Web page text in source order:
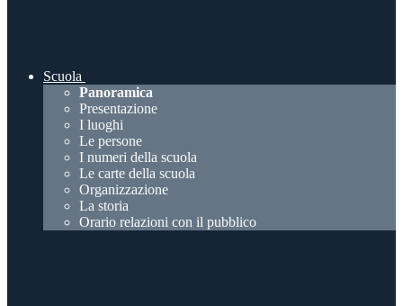
Scuola
Panoramica
Presentazione
I luoghi
Le persone
I numeri della scuola
Le carte della scuola
Organizzazione
La storia
Orario relazioni con il pubblico